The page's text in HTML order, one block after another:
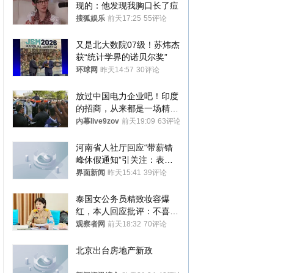
现的：他发现我胸口长了痘
搜狐娱乐 前天17:25 55评论
又是北大数院07级！苏炜杰
获“统计学界的诺贝尔奖”
环球网 昨天14:57 30评论
放过中国电力企业吧！印度
的招商，从来都是一场精准
收割
内幕live9zov 前天19:09 63评论
河南省人社厅回应“带薪错
峰休假通知”引关注：表述
不够准确，待修改后印发
界面新闻 昨天15:41 39评论
泰国女公务员精致妆容爆
红，本人回应批评：不喜欢
就别看
观察者网 前天18:32 70评论
北京出台房地产新政